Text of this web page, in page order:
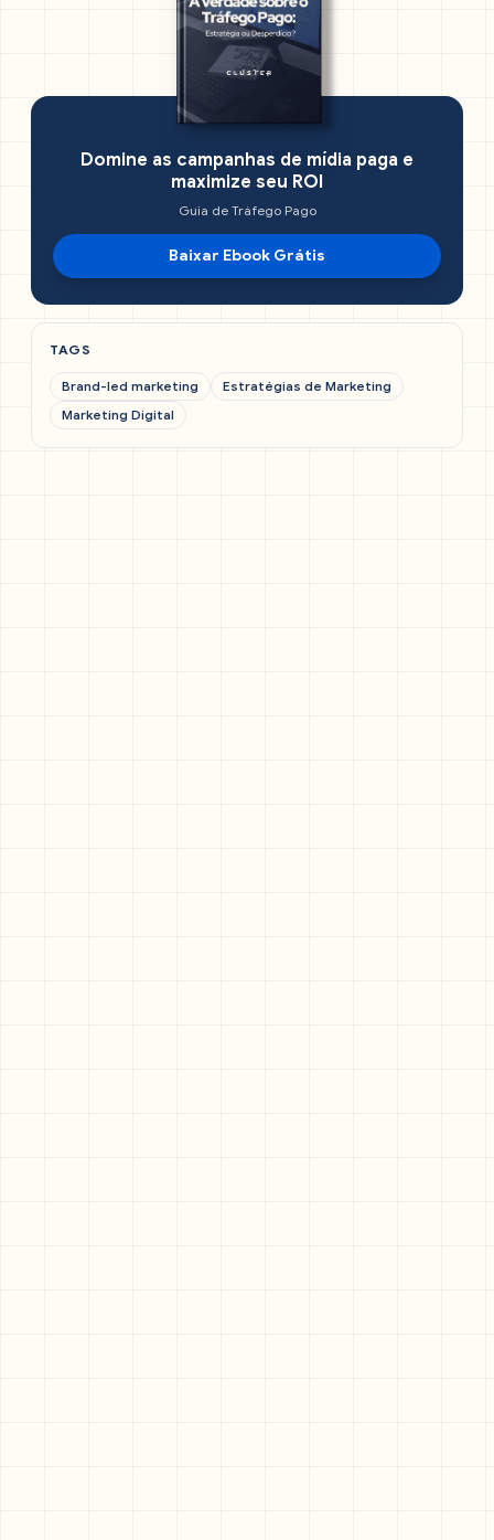
Domine as campanhas de mídia paga e
maximize seu ROI
Guia de Tráfego Pago
Baixar Ebook Grátis
TAGS
Brand-led marketing
Estratégias de Marketing
Marketing Digital